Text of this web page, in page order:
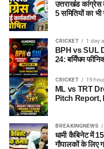
उत्तराखंड कांग्रेस
5 समितियों का
CRICKET 1 day
BPH vs SUL
24: बर्मिंघम
CRICKET 19
ML vs TRT
Pitch Report,
BREAKINGNEWS
धामी कैबिनेट में
गौपालकों के लिए